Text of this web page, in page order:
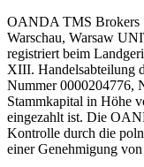
OANDA TMS Brokers
Warschau, Warsaw
registriert beim
XIII. Handelsabteilung
Nummer 0000204776,
Stammkapital in Höhe
eingezahlt ist. Die
Kontrolle durch die
einer Genehmigung